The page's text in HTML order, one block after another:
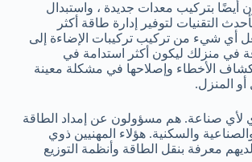
أيضًا بتركيب معدات جديدة ، واستبدال
التقنيات لتوفير إدارة طاقة أكثر
أي شيء من تركيب تركيبات الإضاءة إلى
في منزلك ليكون أكثر استدامة في
الأخطاء وإصلاحها في مشكلة معينة
المنزل.
لأي صناعة. هم مسؤولون عن إمداد الطاقة
والسكنية. هؤلاء المهنيين ذوي
لديهم معرفة بنقل الطاقة وأنظمة التوزيع